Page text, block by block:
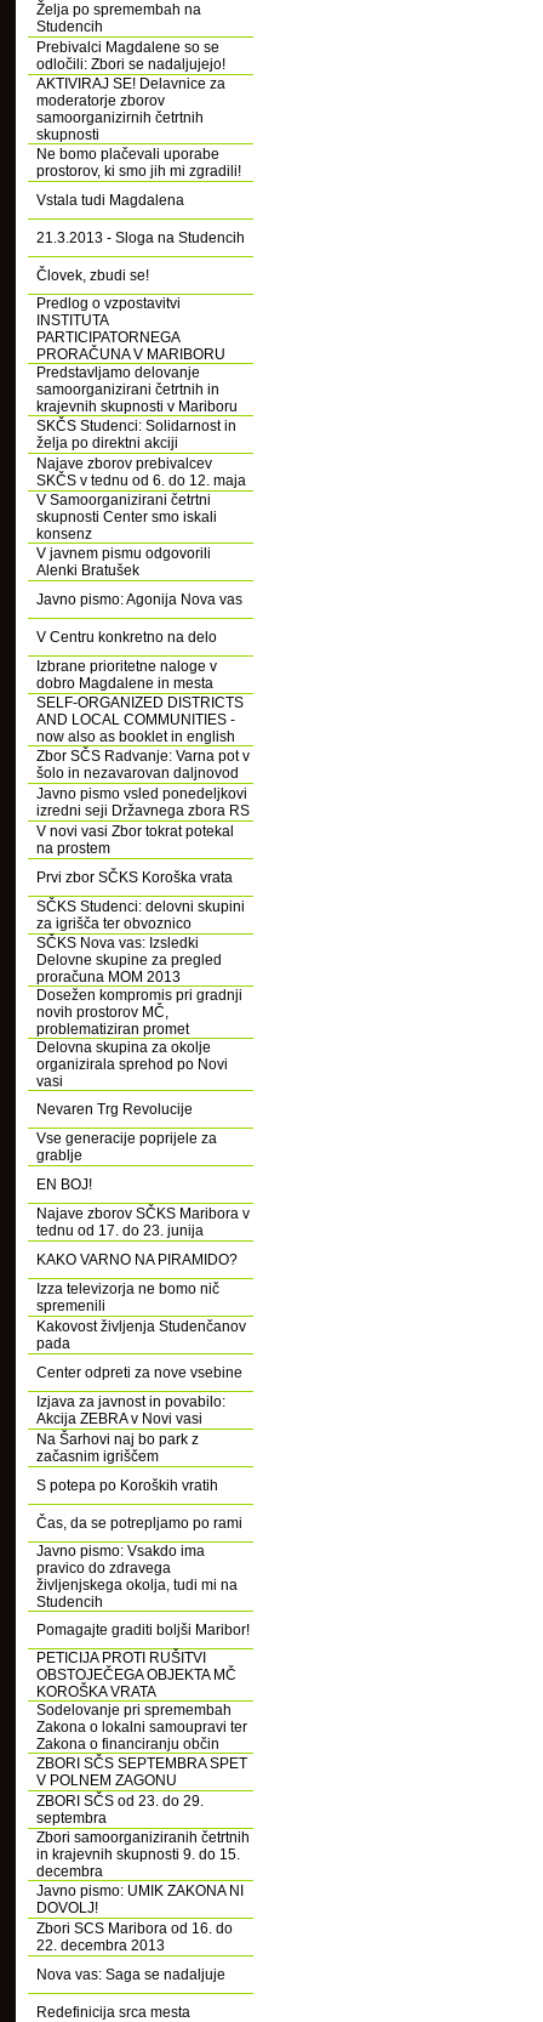
Želja po spremembah na
Studencih
Prebivalci Magdalene so se
odločili: Zbori se nadaljujejo!
AKTIVIRAJ SE! Delavnice za
moderatorje zborov
samoorganizirnih četrtnih
skupnosti
Ne bomo plačevali uporabe
prostorov, ki smo jih mi zgradili!
Vstala tudi Magdalena
21.3.2013 - Sloga na Studencih
Človek, zbudi se!
Predlog o vzpostavitvi
INSTITUTA
PARTICIPATORNEGA
PRORAČUNA V MARIBORU
Predstavljamo delovanje
samoorganizirani četrtnih in
krajevnih skupnosti v Mariboru
SKČS Studenci: Solidarnost in
želja po direktni akciji
Najave zborov prebivalcev
SKČS v tednu od 6. do 12. maja
V Samoorganizirani četrtni
skupnosti Center smo iskali
konsenz
V javnem pismu odgovorili
Alenki Bratušek
Javno pismo: Agonija Nova vas
V Centru konkretno na delo
Izbrane prioritetne naloge v
dobro Magdalene in mesta
SELF-ORGANIZED DISTRICTS
AND LOCAL COMMUNITIES -
now also as booklet in english
Zbor SČS Radvanje: Varna pot v
šolo in nezavarovan daljnovod
Javno pismo vsled ponedeljkovi
izredni seji Državnega zbora RS
V novi vasi Zbor tokrat potekal
na prostem
Prvi zbor SČKS Koroška vrata
SČKS Studenci: delovni skupini
za igrišča ter obvoznico
SČKS Nova vas: Izsledki
Delovne skupine za pregled
proračuna MOM 2013
Dosežen kompromis pri gradnji
novih prostorov MČ,
problematiziran promet
Delovna skupina za okolje
organizirala sprehod po Novi
vasi
Nevaren Trg Revolucije
Vse generacije poprijele za
grablje
EN BOJ!
Najave zborov SČKS Maribora v
tednu od 17. do 23. junija
KAKO VARNO NA PIRAMIDO?
Izza televizorja ne bomo nič
spremenili
Kakovost življenja Studenčanov
pada
Center odpreti za nove vsebine
Izjava za javnost in povabilo:
Akcija ZEBRA v Novi vasi
Na Šarhovi naj bo park z
začasnim igriščem
S potepa po Koroških vratih
Čas, da se potrepljamo po rami
Javno pismo: Vsakdo ima
pravico do zdravega
življenjskega okolja, tudi mi na
Studencih
Pomagajte graditi boljši Maribor!
PETICIJA PROTI RUŠITVI
OBSTOJEČEGA OBJEKTA MČ
KOROŠKA VRATA
Sodelovanje pri spremembah
Zakona o lokalni samoupravi ter
Zakona o financiranju občin
ZBORI SČS SEPTEMBRA SPET
V POLNEM ZAGONU
ZBORI SČS od 23. do 29.
septembra
Zbori samoorganiziranih četrtnih
in krajevnih skupnosti 9. do 15.
decembra
Javno pismo: UMIK ZAKONA NI
DOVOLJ!
Zbori SCS Maribora od 16. do
22. decembra 2013
Nova vas: Saga se nadaljuje
Redefinicija srca mesta